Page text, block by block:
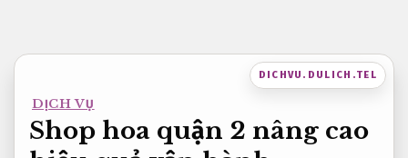
nội
dung
DICHVU.DULICH.TEL
DỊCH VỤ
Shop hoa quận 2 nâng cao